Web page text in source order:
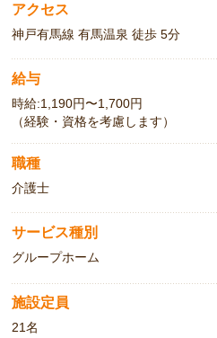
アクセス
神戸有馬線 有馬温泉 徒歩 5分
給与
時給:1,190円〜1,700円
（経験・資格を考慮します）
職種
介護士
サービス種別
グループホーム
施設定員
21名